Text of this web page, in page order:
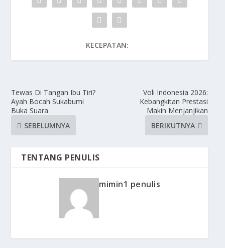
KECEPATAN:
Tewas Di Tangan Ibu Tiri?
Ayah Bocah Sukabumi
Buka Suara
SEBELUMNYA
Voli Indonesia 2026:
Kebangkitan Prestasi
Makin Menjanjikan
BERIKUTNYA
TENTANG PENULIS
mimin1 penulis